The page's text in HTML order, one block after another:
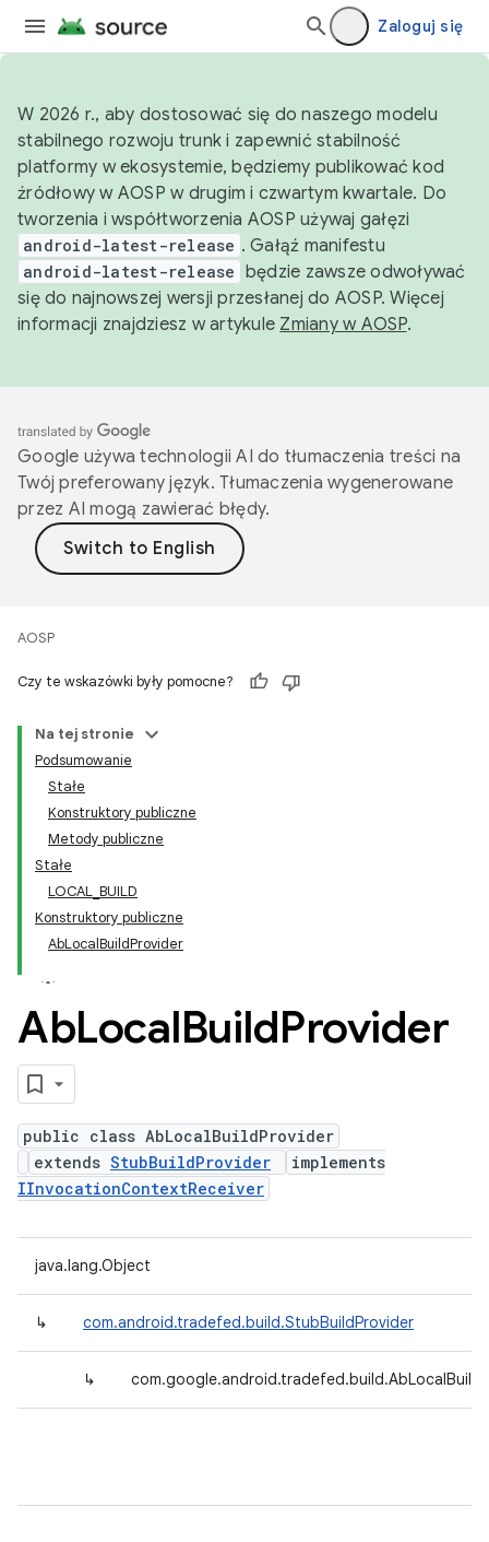
Zaloguj się
W 2026 r., aby dostosować się do naszego modelu
stabilnego rozwoju trunk i zapewnić stabilność
platformy w ekosystemie, będziemy publikować kod
źródłowy w AOSP w drugim i czwartym kwartale. Do
tworzenia i współtworzenia AOSP używaj gałęzi
android-latest-release . Gałąź manifestu
android-latest-release będzie zawsze odwoływać
się do najnowszej wersji przesłanej do AOSP. Więcej
informacji znajdziesz w artykule Zmiany w AOSP.
Google używa technologii AI do tłumaczenia treści na
Twój preferowany język. Tłumaczenia wygenerowane
przez AI mogą zawierać błędy.
AOSP
Czy te wskazówki były pomocne?
Na tej stronie
Podsumowanie
Stałe
Konstruktory publiczne
Metody publiczne
Stałe
LOCAL_BUILD
Konstruktory publiczne
AbLocalBuildProvider
AbLocalBuildProvider
public class AbLocalBuildProvider
extends StubBuildProvider
implements
IInvocationContextReceiver
java.lang.Object
↳ com.android.tradefed.build.StubBuildProvider
↳